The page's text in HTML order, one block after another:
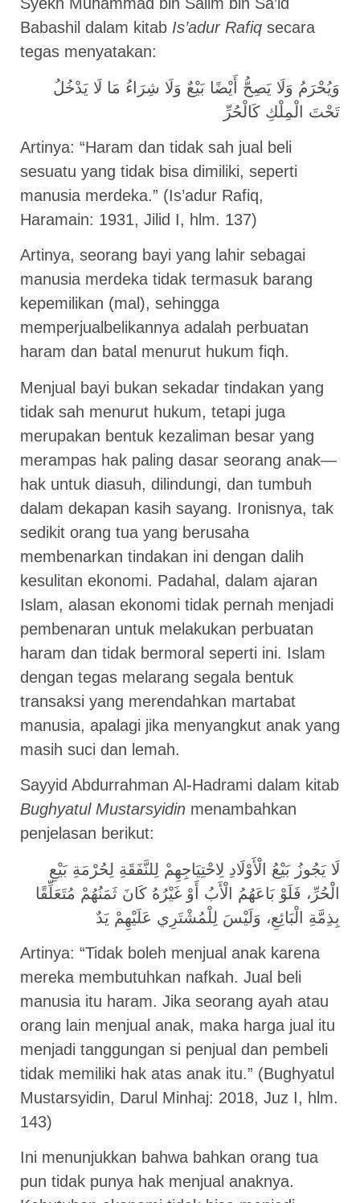
Babashil dalam kitab Is’adur Rafiq secara
tegas menyatakan:
وَيُحْرَمُ وَلَا يَصِحُّ أَيْضًا بَيْعٌ وَلَا شِرَاءُ مَا لَا يَدْخُلُ
تَحْتَ الْمِلْكِ كَالْحُرِّ
Artinya: “Haram dan tidak sah jual beli
sesuatu yang tidak bisa dimiliki, seperti
manusia merdeka.” (Is’adur Rafiq,
Haramain: 1931, Jilid I, hlm. 137)
Artinya, seorang bayi yang lahir sebagai
manusia merdeka tidak termasuk barang
kepemilikan (mal), sehingga
memperjualbelikannya adalah perbuatan
haram dan batal menurut hukum fiqh.
Menjual bayi bukan sekadar tindakan yang
tidak sah menurut hukum, tetapi juga
merupakan bentuk kezaliman besar yang
merampas hak paling dasar seorang anak—
hak untuk diasuh, dilindungi, dan tumbuh
dalam dekapan kasih sayang. Ironisnya, tak
sedikit orang tua yang berusaha
membenarkan tindakan ini dengan dalih
kesulitan ekonomi. Padahal, dalam ajaran
Islam, alasan ekonomi tidak pernah menjadi
pembenaran untuk melakukan perbuatan
haram dan tidak bermoral seperti ini. Islam
dengan tegas melarang segala bentuk
transaksi yang merendahkan martabat
manusia, apalagi jika menyangkut anak yang
masih suci dan lemah.
Sayyid Abdurrahman Al-Hadrami dalam kitab
Bughyatul Mustarsyidin menambahkan
penjelasan berikut:
لَا يَجُوزُ بَيْعُ الْأَوْلَادِ لِاحْتِيَاجِهِمْ لِلنَّفَقَةِ لِحُرْمَةِ بَيْعِ
الْحُرِّ، فَلَوْ بَاعَهُمُ الْأَبُ أَوْ غَيْرُهُ كَانَ ثَمَنُهُمْ مُتَعَلِّقًا
بِذِمَّةِ الْبَائِعِ، وَلَيْسَ لِلْمُشْتَرِي عَلَيْهِمْ يَدٌ
Artinya: “Tidak boleh menjual anak karena
mereka membutuhkan nafkah. Jual beli
manusia itu haram. Jika seorang ayah atau
orang lain menjual anak, maka harga jual itu
menjadi tanggungan si penjual dan pembeli
tidak memiliki hak atas anak itu.” (Bughyatul
Mustarsyidin, Darul Minhaj: 2018, Juz I, hlm.
143)
Ini menunjukkan bahwa bahkan orang tua
pun tidak punya hak menjual anaknya.